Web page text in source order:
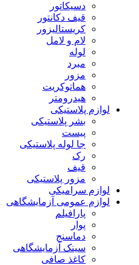
دسیکاتور
قیف دکانتور
کریستالیزور
لام و لامل
لوله
مبرد
مزور
هماتوکریت
هیدرومتر
لوازم پلاستیکی
بشر پلاستیکی
پیست
جا لوله پلاستیکی
رک
قیف
مزور پلاستیکی
لوازم سرامیکی
لوازم عمومی آزمایشگاهی
پارافیلم
پوار
دماسنج
سینک آزمایشگاهی
کاغذ صافی